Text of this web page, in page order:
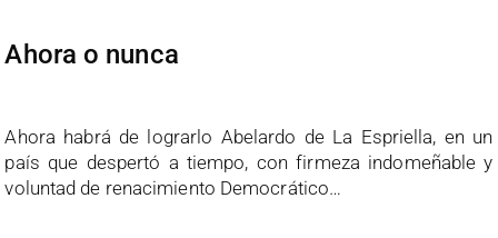
Ahora o nunca
Ahora habrá de lograrlo Abelardo de La Espriella, en un
país que despertó a tiempo, con firmeza indomeñable y
voluntad de renacimiento Democrático…